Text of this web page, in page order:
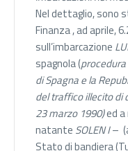
Nel dettaglio, sono
Finanza , ad aprile,
sull’imbarcazione
spagnola (
di Spagna e la
del traffico illecito di
23 marzo 1990)ed a
natante SOLEN I–
Stato di bandiera